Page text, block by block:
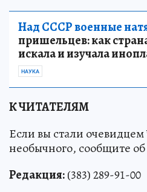
Над СССР военные
пришельцев: как
искала и изучала
НАУКА
К ЧИТАТЕЛЯМ
Если вы стали
необычного, сообщите
Редакция:(383) 289-91-00